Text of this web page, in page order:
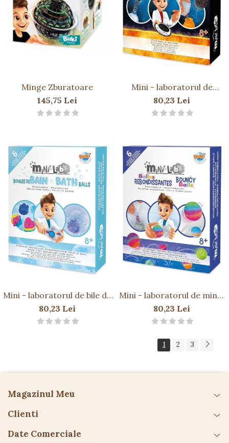
Minge Zburatoare
145,75 Lei
Mini - laboratorul de
astronomie
80,23 Lei
Mini - laboratorul de bile de
baie
80,23 Lei
Mini - laboratorul de mingi
saltarete
80,23 Lei
1 2 3
Magazinul Meu
Clienti
Date Comerciale